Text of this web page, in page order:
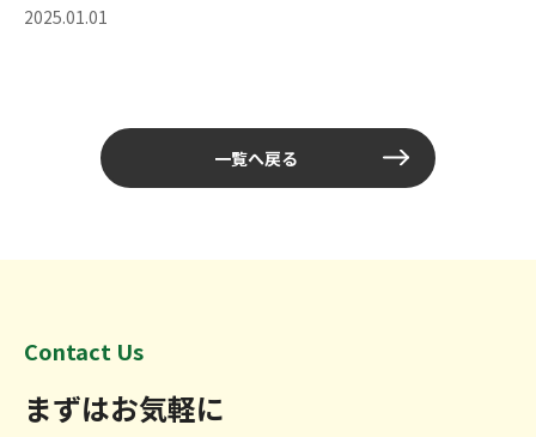
2025.01.01
一覧へ戻る
Contact Us
まずはお気軽に